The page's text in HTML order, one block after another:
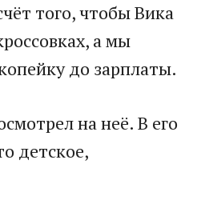
того, чтобы Вика
а мы
до зарплаты.
на неё. В его
детское,